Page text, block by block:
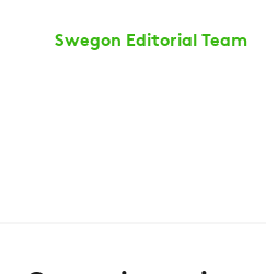
Swegon Editorial Team